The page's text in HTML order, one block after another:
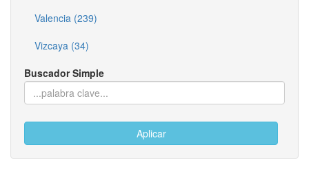
Valencia (239)
Vizcaya (34)
Buscador Simple
Aplicar